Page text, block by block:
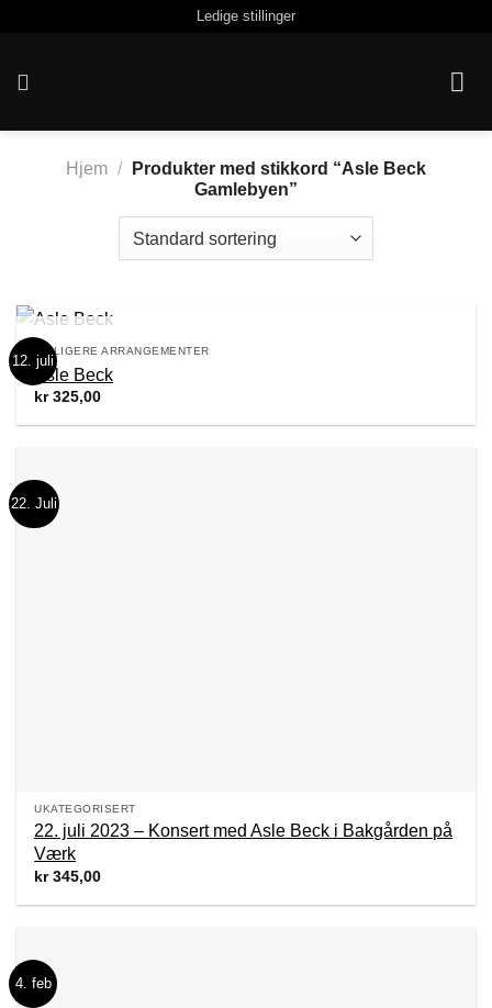
Ledige stillinger
Hjem /
Produkter med stikkord “Asle Beck
Gamlebyen”
12. juli UTSOLGT
TIDLIGERE ARRANGEMENTER
Asle Beck
kr325,00
22. Juli
UKATEGORISERT
22. juli 2023 – Konsert med Asle Beck i Bakgården på
Værk
kr345,00
4. feb